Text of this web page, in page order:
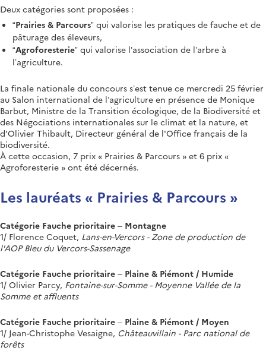
Deux catégories sont proposées :
“Prairies & Parcours” qui valorise les pratiques de fauche et de
pâturage des éleveurs,
“Agroforesterie” qui valorise l’association de l’arbre à
l’agriculture.
La finale nationale du concours s’est tenue ce mercredi 25 février
au Salon international de l’agriculture en présence de Monique
Barbut, Ministre de la Transition écologique, de la Biodiversité et
des Négociations internationales sur le climat et la nature, et
d'Olivier Thibault, Directeur général de l'Office français de la
biodiversité.
À cette occasion, 7 prix « Prairies & Parcours » et 6 prix «
Agroforesterie » ont été décernés.
Les lauréats « Prairies & Parcours »
Catégorie Fauche prioritaire – Montagne
1/ Florence Coquet, Lans-en-Vercors - Zone de production de
l'AOP Bleu du Vercors-Sassenage
Catégorie Fauche prioritaire – Plaine & Piémont / Humide
1/ Olivier Parcy, Fontaine-sur-Somme - Moyenne Vallée de la
Somme et affluents
Catégorie Fauche prioritaire – Plaine & Piémont / Moyen
1/ Jean-Christophe Vesaigne, Châteauvillain - Parc national de
forêts